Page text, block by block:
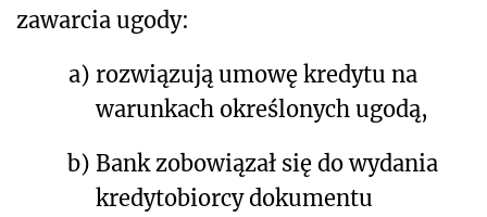
zawarcia ugody:
a) rozwiązują umowę kredytu na
warunkach określonych ugodą,
b) Bank zobowiązał się do wydania
kredytobiorcy dokumentu